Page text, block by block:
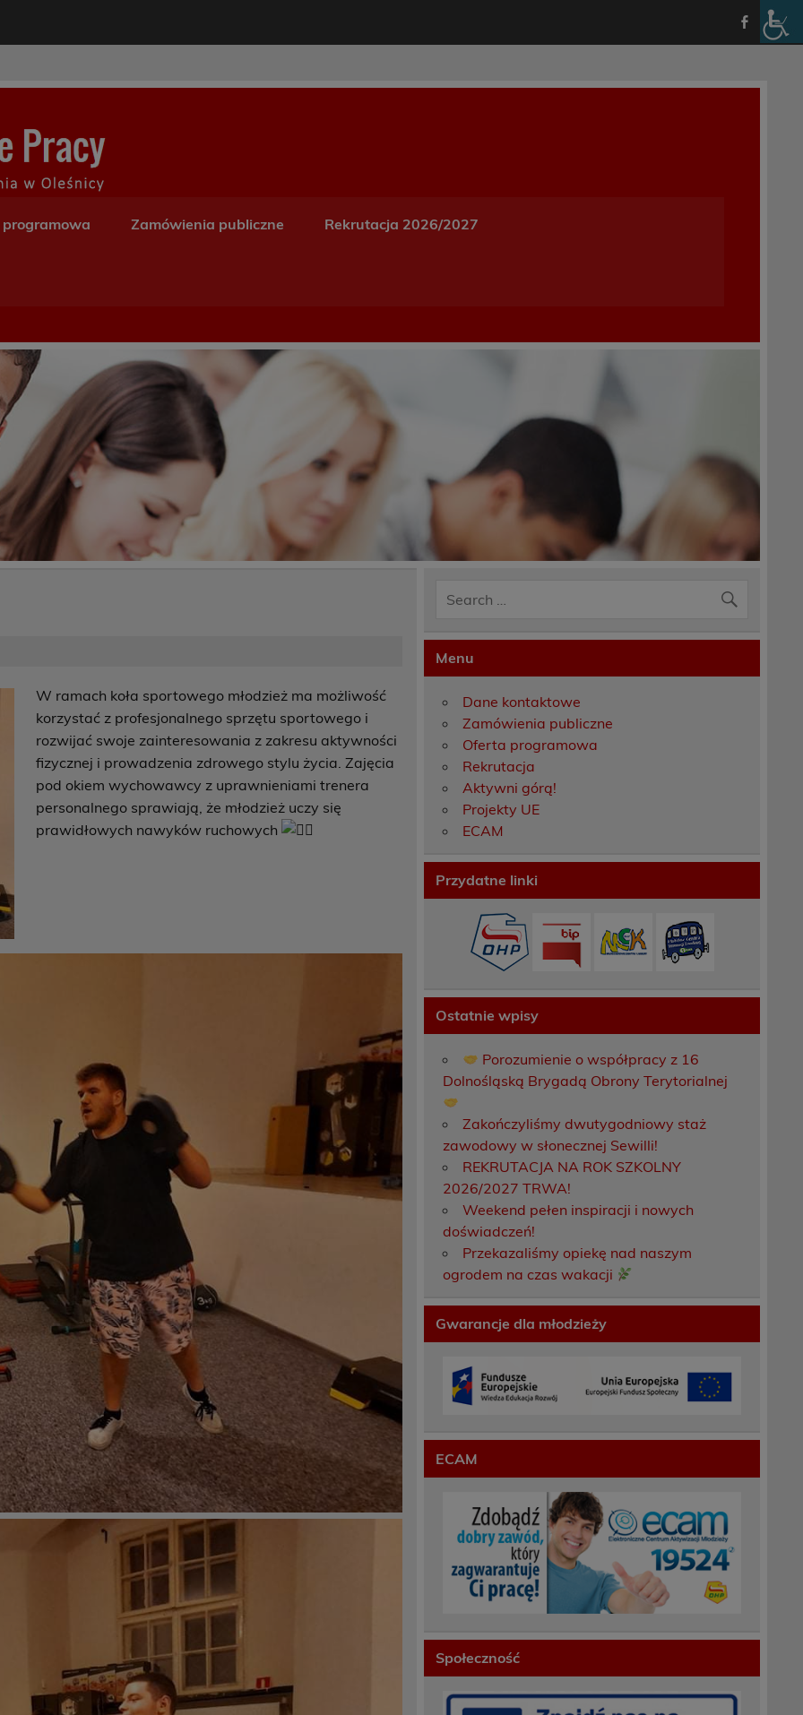
Zamówienia publiczne Rekrutacja 2026/2027
W ramach koła sportowego młodzież ma możliwość
korzystać z profesjonalnego sprzętu sportowego i
rozwijać swoje zainteresowania z zakresu aktywności
fizycznej i prowadzenia zdrowego stylu życia. Zajęcia
pod okiem wychowawcy z uprawnieniami trenera
personalnego sprawiają, że młodzież uczy się
prawidłowych nawyków ruchowych
Menu
Dane kontaktowe
Zamówienia publiczne
Oferta programowa
Rekrutacja
Aktywni górą!
Projekty UE
ECAM
Przydatne linki
Ostatnie wpisy
Porozumienie o współpracy z 16
Dolnośląską Brygadą Obrony Terytorialnej
Zakończyliśmy dwutygodniowy staż
zawodowy w słonecznej Sewilli!
REKRUTACJA NA ROK SZKOLNY
2026/2027 TRWA!
Weekend pełen inspiracji i nowych
doświadczeń!
Przekazaliśmy opiekę nad naszym
ogrodem na czas wakacji
Gwarancje dla młodzieży
ECAM
Społeczność